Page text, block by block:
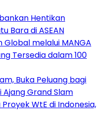
Hentikan
Bara di ASEAN
Global melalui MANGA
Tersedia dalam 100
Buka Peluang bagi
Ajang Grand Slam
Proyek WtE di Indonesia,